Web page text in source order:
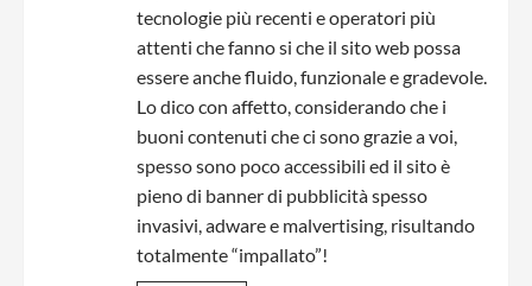
tecnologie più recenti e operatori più
attenti che fanno si che il sito web possa
essere anche fluido, funzionale e gradevole.
Lo dico con affetto, considerando che i
buoni contenuti che ci sono grazie a voi,
spesso sono poco accessibili ed il sito è
pieno di banner di pubblicità spesso
invasivi, adware e malvertising, risultando
totalmente “impallato”!